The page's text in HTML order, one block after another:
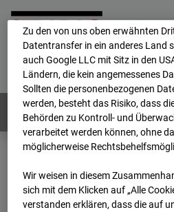
Home E-Mail Impressum
Deutsch / English
Webcams: Alle Länder
Home Deutschland
Archiv
2026 07
ein anderes Land transferiert und
Zu den von uns oben erwähnten
Datentransfer in ein anderes Land
auch Google LLC mit Sitz in den
Ländern, die kein angemessenes
Sollten die personenbezogenen
werden, besteht das Risiko, dass
Behörden zu Kontroll- und
verarbeitet werden können, ohne
möglicherweise
Wir weisen in diesem
sich mit dem Klicken auf „Alle
ver­standen erklären, dass die auf